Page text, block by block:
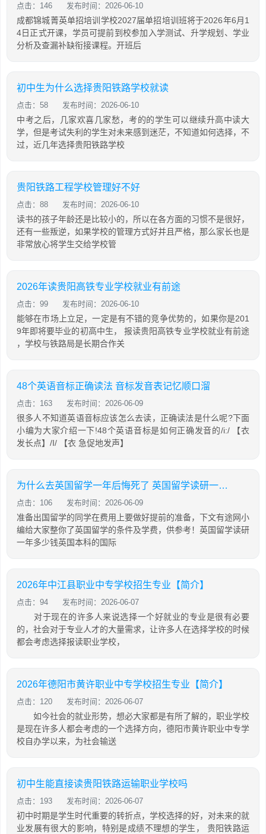
点击：146 发布时间：2026-06-10
成都锦城菁英单招培训学校2027届单招培训班将于2026年6月1
4日正式开课，学员可提前到校参加入学测试、升学规划、学业
分析及查漏补缺衔接课程。开班后
初中生为什么选择贵阳铁路学校就读
点击：58 发布时间：2026-06-10
中考之后，几家欢喜几家愁，考的的学生可以继续升高中读大
学，但是考试失利的学生对未来感到迷茫，不知道如何选择，不
过，近几年选择贵阳铁路学校
贵阳铁路工程学校管理好不好
点击：88 发布时间：2026-06-10
读书的孩子年龄还是比较小的，所以在各方面的习惯不是很好，
还有一些叛逆，如果学校的管理方式好并且严格，那么家长也是
非常放心将学生交给学校管
2026年读贵阳高铁专业学校就业有前途
点击：99 发布时间：2026-06-10
能够在市场上立足，一定是有不错的竞争优势的，如果你是201
9年即将要毕业的初高中生， 报读贵阳高铁专业学校就业有前途
，学校与铁路局是长期合作关
48个英语音标正确读法 音标发音表记忆顺口溜
点击：163 发布时间：2026-06-09
很多人不知道英语音标应该怎么去读，正确读法是什么呢?下面
小编为大家介绍一下!48个英语音标是如何正确发音的/i:/ 【衣
发长点】/I/ 【衣 急促地发声】
为什么去英国留学一年后悔死了 英国留学读研一年费用多少
点击：106 发布时间：2026-06-09
准备出国留学的同学在费用上要做好提前的准备，下文有途网小
编给大家整你了英国留学的条件及学费，供参考！英国留学读研
一年多少钱英国本科的国际
2026年中江县职业中专学校招生专业【简介】
点击：94 发布时间：2026-06-07
对于现在的许多人来说选择一个好就业的专业是很有必要
的，社会对于专业人才的大量需求，让许多人在选择学校的时候
都会考虑选择报读职业学校，
2026年德阳市黄许职业中专学校招生专业【简介】
点击：120 发布时间：2026-06-07
如今社会的就业形势，想必大家都是有所了解的，职业学校
是现在许多人都会考虑的一个选择方向，德阳市黄许职业中专学
校自办学以来，为社会输送
初中生能直接读贵阳铁路运输职业学校吗
点击：193 发布时间：2026-06-07
初中时期是学生时代重要的转折点，学校选择的好，对未来的就
业发展有很大的影响，特别是成绩不理想的学生， 贵阳铁路运